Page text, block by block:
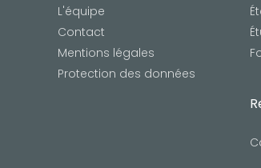
L'équipe
Contact
Mentions légales
Protection des données